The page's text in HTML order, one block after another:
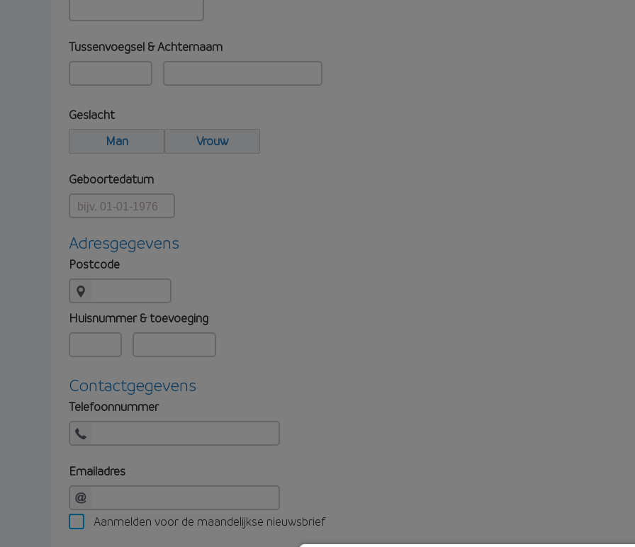
Tussenvoegsel & Achternaam
Geslacht
Man
Vrouw
Geboortedatum
Adresgegevens
Postcode
Huisnummer & toevoeging
Contactgegevens
Telefoonnummer
Emailadres
Aanmelden voor de maandelijkse nieuwsbrief